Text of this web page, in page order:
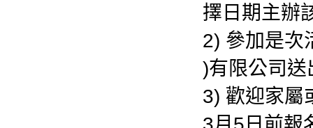
擇日期主辦
2) 參加是次
)有限公司
3) 歡迎家屬